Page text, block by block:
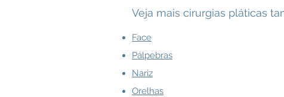
Veja mais cirurgias pláticas
Face
Pálpebras
Nariz
Orelhas